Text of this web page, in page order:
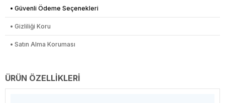
• Güvenli Ödeme Seçenekleri
• Gizliliği Koru
• Satın Alma Koruması
ÜRÜN ÖZELLIKLERI